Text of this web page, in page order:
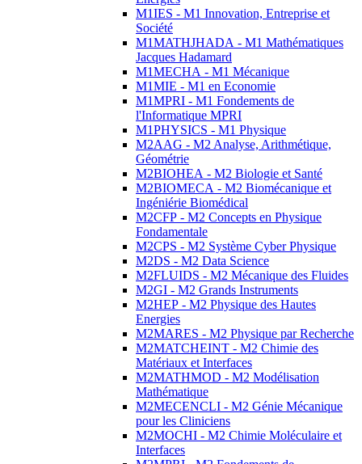
M1IES - M1 Innovation, Entreprise et
Société
M1MATHJHADA - M1 Mathématiques
Jacques Hadamard
M1MECHA - M1 Mécanique
M1MIE - M1 en Economie
M1MPRI - M1 Fondements de
l'Informatique MPRI
M1PHYSICS - M1 Physique
M2AAG - M2 Analyse, Arithmétique,
Géométrie
M2BIOHEA - M2 Biologie et Santé
M2BIOMECA - M2 Biomécanique et
Ingéniérie Biomédical
M2CFP - M2 Concepts en Physique
Fondamentale
M2CPS - M2 Système Cyber Physique
M2DS - M2 Data Science
M2FLUIDS - M2 Mécanique des Fluides
M2GI - M2 Grands Instruments
M2HEP - M2 Physique des Hautes
Energies
M2MARES - M2 Physique par Recherche
M2MATCHEINT - M2 Chimie des
Matériaux et Interfaces
M2MATHMOD - M2 Modélisation
Mathématique
M2MECENCLI - M2 Génie Mécanique
pour les Cliniciens
M2MOCHI - M2 Chimie Moléculaire et
Interfaces